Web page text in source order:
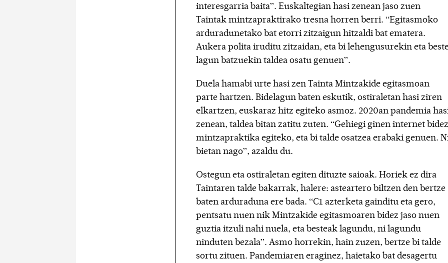
interesgarria baita”. Euskaltegian hasi zenean jaso zuen
Taintak mintzapraktirako tresna horren berri. “Egitasmoko
arduradunetako bat etorri zitzaigun hitzaldi bat ematera.
Aukera polita iruditu zitzaidan, eta bi lehengusurekin eta
lagun batzuekin taldea osatu genuen”.
Duela hamabi urte hasi zen Tainta Mintzakide egitasmoan
parte hartzen. Bidelagun baten eskutik, ostiraletan hasi ziren
elkartzen, euskaraz hitz egiteko asmoz. 2020an pandemia
zenean, taldea bitan zatitu zuten. “Gehiegi ginen internet bidez
mintzapraktika egiteko, eta bi talde osatzea erabaki genuen.
bietan nago”, azaldu du.
Ostegun eta ostiraletan egiten dituzte saioak. Horiek ez dira
Taintaren talde bakarrak, halere: asteartero biltzen den bertze
baten arduraduna ere bada. “C1 azterketa gainditu eta gero,
pentsatu nuen nik Mintzakide egitasmoaren bidez jaso nuen
guztia itzuli nahi nuela, eta besteak lagundu, ni lagundu
ninduten bezala”. Asmo horrekin, hain zuzen, bertze bi talde
sortu zituen. Pandemiaren eraginez, haietako bat desagertu